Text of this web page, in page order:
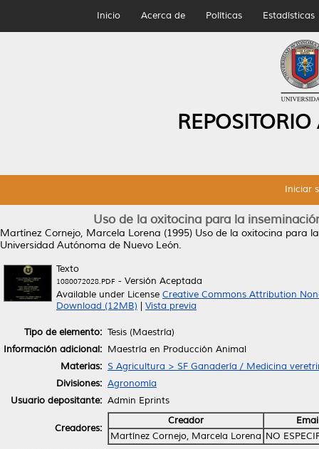
Inicio Acerca de Políticas Estadísticas
Iniciar
Uso de la oxitocina para la
Martínez Cornejo, Marcela Lorena (1995) Uso de la oxitocina para
Universidad Autónoma de Nuevo León.
Texto
1080072028.PDF - Versión Aceptada
Available under License Creative Commons Attribution
Download (12MB)
Vista previa
Tipo de elemento: Tesis (Maestría)
Información adicional: Maestría en Producción Animal
Materias: S Agricultura > SF Ganadería / Medicina
Divisiones: Agronomía
Usuario depositante: Admin Eprints
Creadores:
Creador
Martínez Cornejo, Marcela Lorena NO